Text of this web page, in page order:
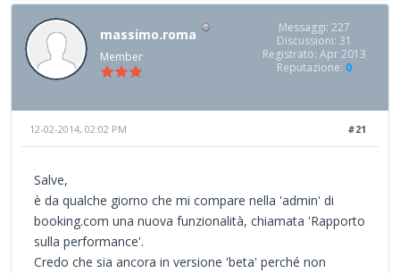
massimo.roma
Member
Messaggi: 227
Discussioni: 31
Registrato: Apr 2013
Reputazione: 0
#21
12-02-2014, 02:02 PM
Salve,
è da qualche giorno che mi compare nella 'admin' di
booking.com una nuova funzionalità, chiamata 'Rapporto
sulla performance'.
Credo che sia ancora in versione 'beta' perché non